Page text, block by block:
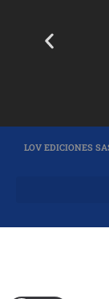
LOV EDICIONES